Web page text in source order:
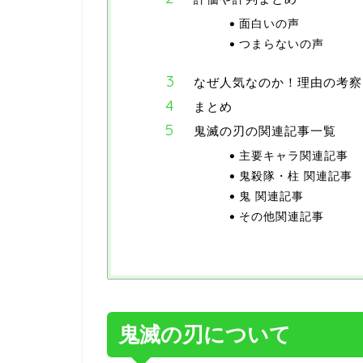
面白いの声
つまらないの声
なぜ人気なのか！理由の考
まとめ
鬼滅の刃の関連記事一覧
主要キャラ関連記事
鬼殺隊・柱 関連記事
鬼 関連記事
その他関連記事
鬼滅の刃について